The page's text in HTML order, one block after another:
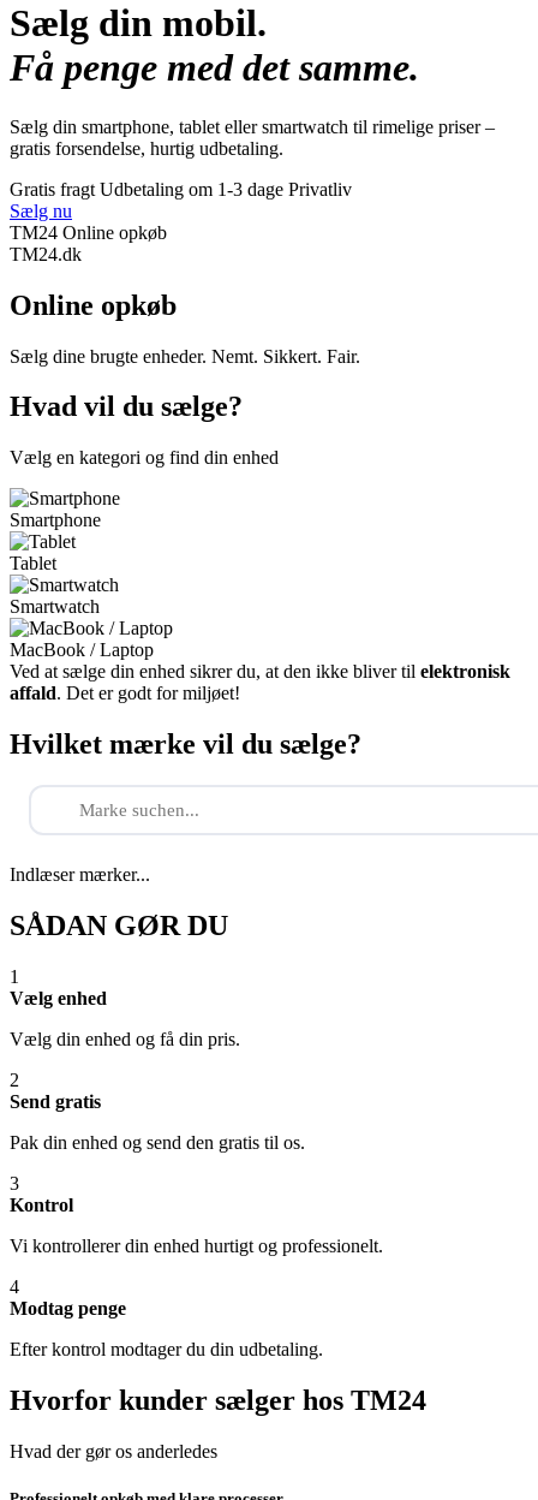
Sælg din mobil.
Få penge med det samme.
Sælg din smartphone, tablet eller smartwatch til rimelige priser –
gratis forsendelse, hurtig udbetaling.
Gratis fragt Udbetaling om 1-3 dage Privatliv
Sælg nu
TM24 Online opkøb
TM24.dk
Online opkøb
Sælg dine brugte enheder. Nemt. Sikkert. Fair.
Hvad vil du sælge?
Vælg en kategori og find din enhed
Smartphone
Tablet
Smartwatch
MacBook / Laptop
Ved at sælge din enhed sikrer du, at den ikke bliver til elektronisk
affald. Det er godt for miljøet!
Hvilket mærke vil du sælge?
Indlæser mærker...
SÅDAN GØR DU
1
Vælg enhed
Vælg din enhed og få din pris.
2
Send gratis
Pak din enhed og send den gratis til os.
3
Kontrol
Vi kontrollerer din enhed hurtigt og professionelt.
4
Modtag penge
Efter kontrol modtager du din udbetaling.
Hvorfor kunder sælger hos TM24
Hvad der gør os anderledes